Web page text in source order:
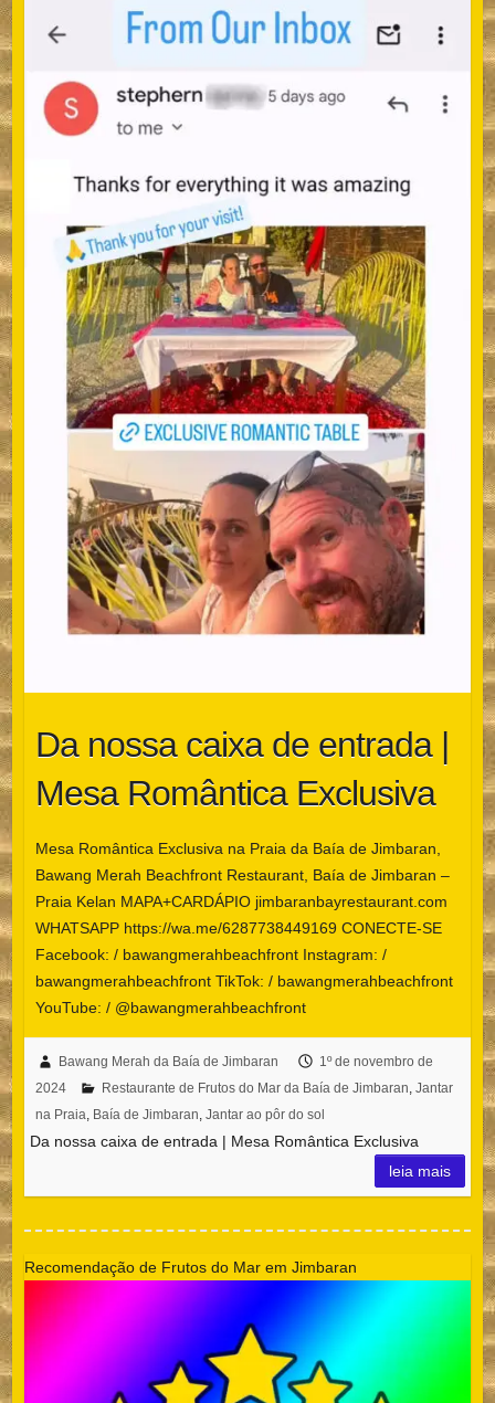
Da nossa caixa de entrada |
Mesa Romântica Exclusiva
Mesa Romântica Exclusiva na Praia da Baía de Jimbaran,
Bawang Merah Beachfront Restaurant, Baía de Jimbaran –
Praia Kelan MAPA+CARDÁPIO jimbaranbayrestaurant.com
WHATSAPP https://wa.me/6287738449169 CONECTE-SE
Facebook: / bawangmerahbeachfront Instagram: /
bawangmerahbeachfront TikTok: / bawangmerahbeachfront
YouTube: / @bawangmerahbeachfront
Bawang Merah da Baía de Jimbaran
1º de novembro de
2024
Restaurante de Frutos do Mar da Baía de Jimbaran, Jantar
na Praia, Baía de Jimbaran, Jantar ao pôr do sol
Da nossa caixa de entrada | Mesa Romântica Exclusiva
leia mais
Recomendação de Frutos do Mar em Jimbaran